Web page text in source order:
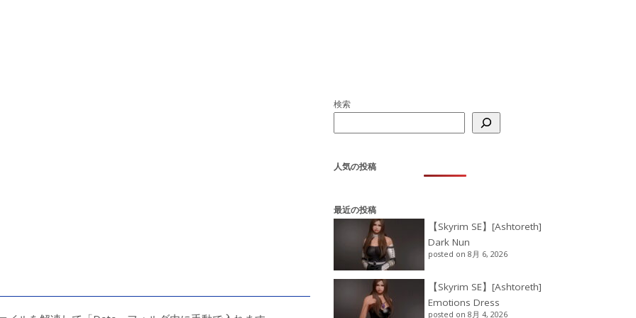
検索
人気の投稿
最近の投稿
【Skyrim SE】[Ashtoreth]
Dark Nun
posted on 8月 6, 2026
【Skyrim SE】[Ashtoreth]
Emotions Dress
posted on 8月 4, 2026